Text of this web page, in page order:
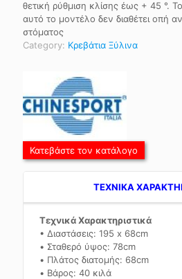
θετική ρύθμιση κλίσης έως + 45 °.
αυτό το μοντέλο δεν διαθέτει οπή
στόματος
Category: Κρεβάτια Ξύλινα
Κατεβάστε τον κατάλογο
TEXNIKA
Τεχνικά Χαρακτηριστικά
• Διαστάσεις: 195 x 68cm
• Σταθερό ύψος: 78cm
• Πλάτος διατομής: 68cm
• Βάρος: 40 κιλά